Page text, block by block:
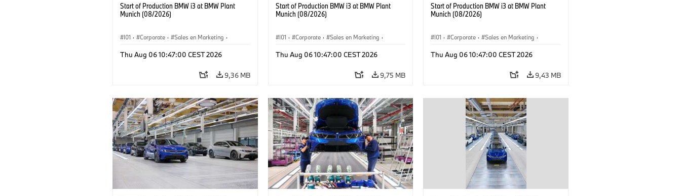
Start of Production BMW i3 at BMW Plant
Munich (08/2026)
I01 · Corporate · Sales en Marketing ·
Thu Aug 06 10:47:00 CEST 2026
9,36 MB
Start of Production BMW i3 at BMW Plant
Munich (08/2026)
I01 · Corporate · Sales en Marketing ·
Thu Aug 06 10:47:00 CEST 2026
9,75 MB
Start of Production BMW i3 at BMW Plant
Munich (08/2026)
I01 · Corporate · Sales en Marketing ·
Thu Aug 06 10:47:00 CEST 2026
9,43 MB